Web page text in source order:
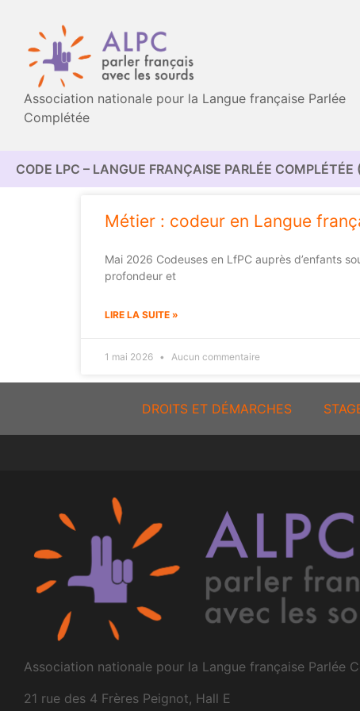
Association nationale pour la Langue française Parlée
Complétée
CODE LPC – LANGUE FRANÇAISE PARLÉE COMPLÉTÉE
Métier : codeur en Langue
Mai 2026 Codeuses en LfPC auprès d’enfants
profondeur et
LIRE LA SUITE »
1 mai 2026 Aucun commentaire
DROITS ET DÉMARCHES
Association nationale pour la Langue française Parlée
21 rue des 4 Frères Peignot, Hall E